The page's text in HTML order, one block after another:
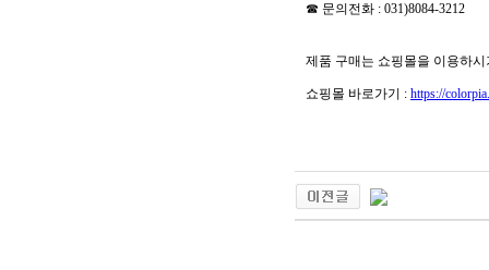
☎ 문의전화 : 031)8084-3212
제품 구매는 쇼핑몰을 이용하
쇼핑몰 바로가기 : https://